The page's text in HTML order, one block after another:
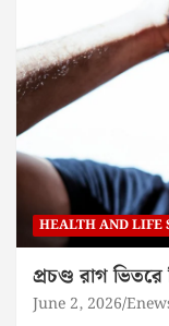
HEALTH AND LIFE
প্রচণ্ড রাগ
June 2, 2026